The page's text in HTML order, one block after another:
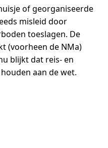
of georganiseerde
misleid door
toeslagen. De
(voorheen de NMa)
blijkt dat reis- en
aan de wet.